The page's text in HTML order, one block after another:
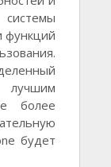
функций
более
будет